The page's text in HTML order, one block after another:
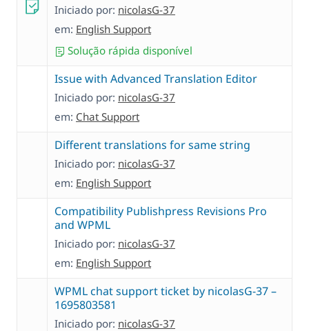
Iniciado por: nicolasG-37
em: English Support
Solução rápida disponível
Issue with Advanced Translation Editor
Iniciado por: nicolasG-37
em: Chat Support
Different translations for same string
Iniciado por: nicolasG-37
em: English Support
Compatibility Publishpress Revisions Pro
and WPML
Iniciado por: nicolasG-37
em: English Support
WPML chat support ticket by nicolasG-37 –
1695803581
Iniciado por: nicolasG-37